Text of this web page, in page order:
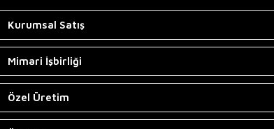
Kurumsal Satış
Mimari İşbirliği
Özel Üretim